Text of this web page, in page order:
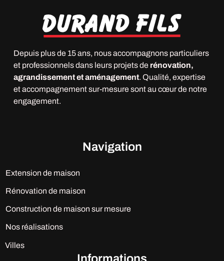
Depuis plus de 15 ans, nous accompagnons particuliers
et professionnels dans leurs projets de rénovation,
agrandissement et aménagement. Qualité, expertise
et accompagnement sur-mesure sont au cœur de notre
engagement.
Navigation
Extension de maison
Rénovation de maison
Construction de maison sur mesure
Nos réalisations
Villes
Informations